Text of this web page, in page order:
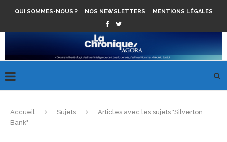
QUI SOMMES-NOUS ? NOS NEWSLETTERS MENTIONS LÉGALES
Accueil Sujets
Articles avec les sujets "Silverton
Bank"